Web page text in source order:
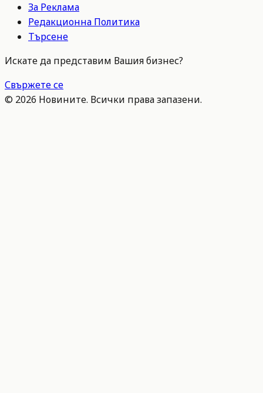
За Реклама
Редакционна Политика
Търсене
Искате да представим Вашия бизнес?
Свържете се
© 2026 Новините. Всички права запазени.